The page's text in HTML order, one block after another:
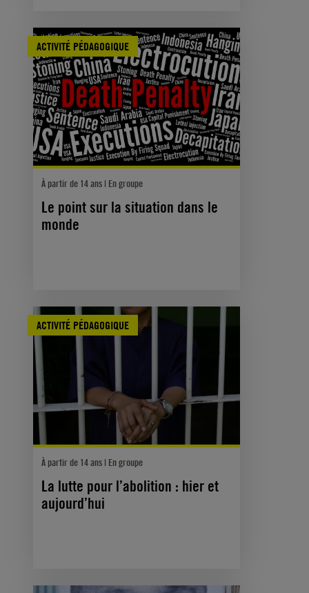
ACTIVITÉ PÉDAGOGIQUE
À partir de 14 ans | En groupe
Le point sur la situation dans le
monde
ACTIVITÉ PÉDAGOGIQUE
À partir de 14 ans | En groupe
La lutte pour l’abolition : hier et
aujourd’hui